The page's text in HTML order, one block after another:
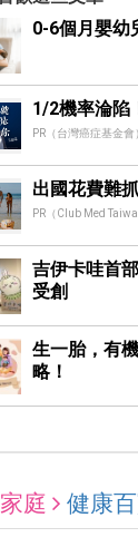
0-6個月嬰幼
1/2機率淪陷
PR（台灣癌症基金會
出國花費難
PR（Club Med
吉伊卡哇首
受創
生一胎，有
略！
家庭 健康